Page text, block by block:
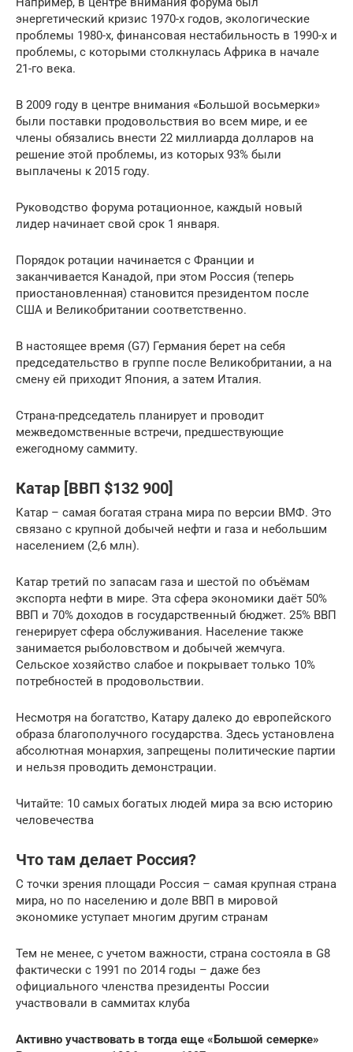
энергетический кризис 1970-х годов, экологические
проблемы 1980-х, финансовая нестабильность в 1990-х и
проблемы, с которыми столкнулась Африка в начале
21-го века.
В 2009 году в центре внимания «Большой восьмерки»
были поставки продовольствия во всем мире, и ее
члены обязались внести 22 миллиарда долларов на
решение этой проблемы, из которых 93% были
выплачены к 2015 году.
Руководство форума ротационное, каждый новый
лидер начинает свой срок 1 января.
Порядок ротации начинается с Франции и
заканчивается Канадой, при этом Россия (теперь
приостановленная) становится президентом после
США и Великобритании соответственно.
В настоящее время (G7) Германия берет на себя
председательство в группе после Великобритании, а на
смену ей приходит Япония, а затем Италия.
Страна-председатель планирует и проводит
межведомственные встречи, предшествующие
ежегодному саммиту.
Катар [ВВП $132 900]
Катар – самая богатая страна мира по версии ВМФ. Это
связано с крупной добычей нефти и газа и небольшим
населением (2,6 млн).
Катар третий по запасам газа и шестой по объёмам
экспорта нефти в мире. Эта сфера экономики даёт 50%
ВВП и 70% доходов в государственный бюджет. 25% ВВП
генерирует сфера обслуживания. Население также
занимается рыболовством и добычей жемчуга.
Сельское хозяйство слабое и покрывает только 10%
потребностей в продовольствии.
Несмотря на богатство, Катару далеко до европейского
образа благополучного государства. Здесь установлена
абсолютная монархия, запрещены политические партии
и нельзя проводить демонстрации.
Читайте: 10 самых богатых людей мира за всю историю
человечества
Что там делает Россия?
С точки зрения площади Россия – самая крупная страна
мира, но по населению и доле ВВП в мировой
экономике уступает многим другим странам
Тем не менее, с учетом важности, страна состояла в G8
фактически с 1991 по 2014 годы – даже без
официального членства президенты России
участвовали в саммитах клуба
Активно участвовать в тогда еще «Большой семерке»